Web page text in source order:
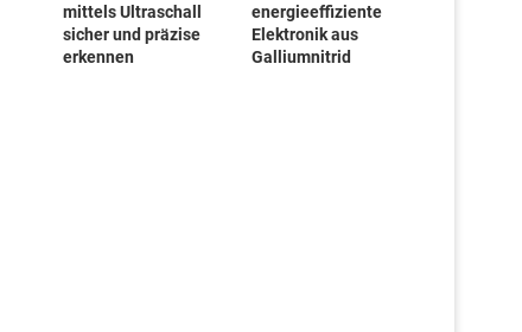
mittels Ultraschall
sicher und präzise
erkennen
energieeffiziente
Elektronik aus
Galliumnitrid